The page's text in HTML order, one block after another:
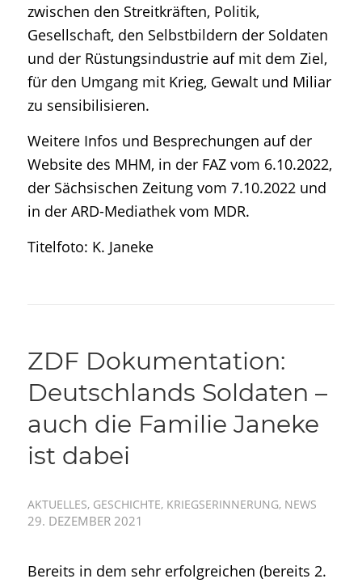
zwischen den Streitkräften, Politik,
Gesellschaft, den Selbstbildern der Soldaten
und der Rüstungsindustrie auf mit dem Ziel,
für den Umgang mit Krieg, Gewalt und Miliar
zu sensibilisieren.
Weitere Infos und Besprechungen auf der
Website des MHM, in der FAZ vom 6.10.2022,
der Sächsischen Zeitung vom 7.10.2022 und
in der ARD-Mediathek vom MDR.
Titelfoto: K. Janeke
ZDF Dokumentation:
Deutschlands Soldaten –
auch die Familie Janeke
ist dabei
AKTUELLES, GESCHICHTE, KRIEGSERINNERUNG, NEWS
29. DEZEMBER 2021
Bereits in dem sehr erfolgreichen (bereits 2.